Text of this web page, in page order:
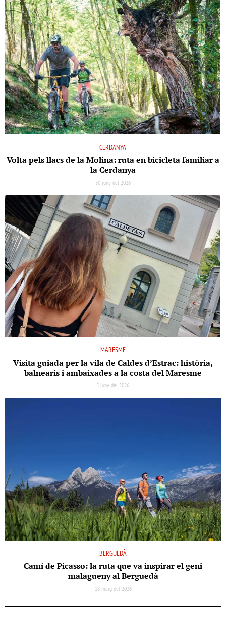
CERDANYA
Volta pels llacs de la Molina: ruta en bicicleta familiar a
la Cerdanya
30 juny del 2026
MARESME
Visita guiada per la vila de Caldes d’Estrac: història,
balnearis i ambaixades a la costa del Maresme
5 juny del 2026
BERGUEDÀ
Camí de Picasso: la ruta que va inspirar el geni
malagueny al Berguedà
18 maig del 2026